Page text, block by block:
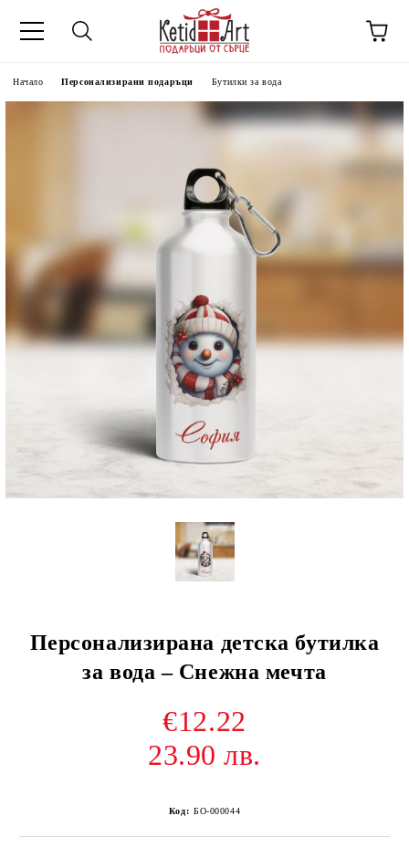
Начало Персонализирани подаръци Бутилки за вода
Персонализирана детска бутилка
за вода – Снежна мечта
€12.22
23.90 лв.
Код: БО-000044